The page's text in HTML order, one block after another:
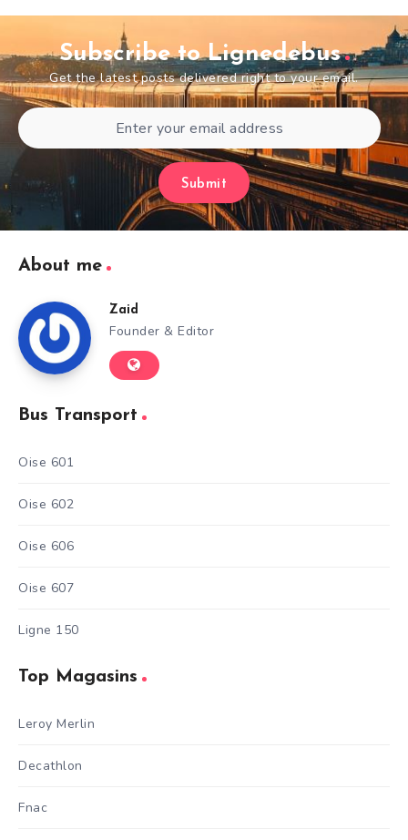
Subscribe to Lignedebus
Get the latest posts delivered right to your email.
Submit
About me
Zaid
Founder & Editor
Bus Transport
Oise 601
Oise 602
Oise 606
Oise 607
Ligne 150
Top Magasins
Leroy Merlin
Decathlon
Fnac